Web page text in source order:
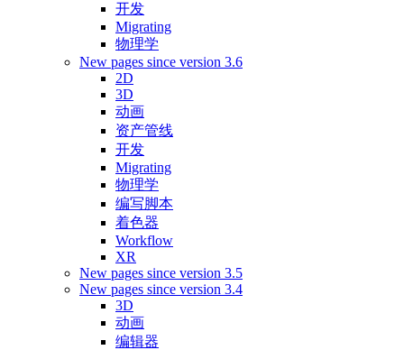
开发
Migrating
物理学
New pages since version 3.6
2D
3D
动画
资产管线
开发
Migrating
物理学
编写脚本
着色器
Workflow
XR
New pages since version 3.5
New pages since version 3.4
3D
动画
编辑器